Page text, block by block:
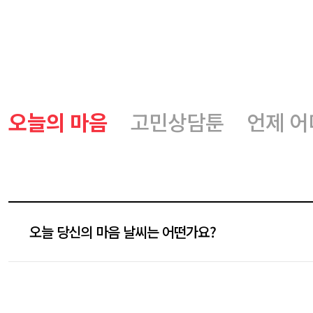
오늘의 마음 고민상담툰 언제
오늘 당신의 마음 날씨는 어떤가요?